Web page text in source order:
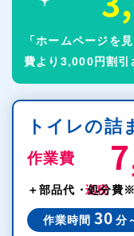
「ホームページを
費より3,000円割引
トイレの詰
作業費
＋部品代・処分費
作業時間 30 分